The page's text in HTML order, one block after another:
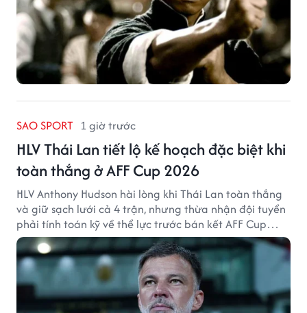
SAO SPORT 1 giờ trước
HLV Thái Lan tiết lộ kế hoạch đặc biệt khi
toàn thắng ở AFF Cup 2026
HLV Anthony Hudson hài lòng khi Thái Lan toàn thắng
và giữ sạch lưới cả 4 trận, nhưng thừa nhận đội tuyển
phải tính toán kỹ về thể lực trước bán kết AFF Cup
2026.